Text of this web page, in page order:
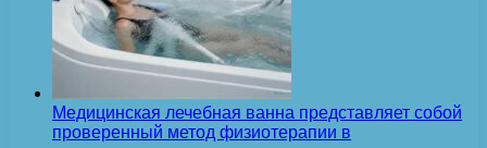
Медицинская лечебная ванна представляет собой
проверенный метод физиотерапии в